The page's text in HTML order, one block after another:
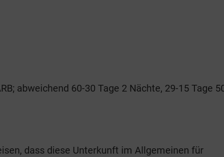
abweichend 60-30 Tage 2 Nächte, 29-15 Tage
dass diese Unterkunft im Allgemeinen für